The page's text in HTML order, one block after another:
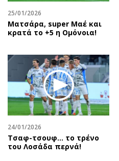
25/01/2026
Mατσάρα, super Μαέ και
κρατά το +5 η Ομόνοια!
24/01/2026
Τσαφ-τσουφ… το τρένο
του Λοσάδα περνά!